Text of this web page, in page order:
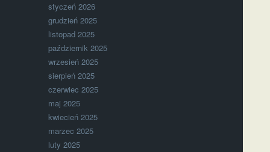
styczeń 2026
grudzień 2025
listopad 2025
październik 2025
wrzesień 2025
sierpień 2025
czerwiec 2025
maj 2025
kwiecień 2025
marzec 2025
luty 2025